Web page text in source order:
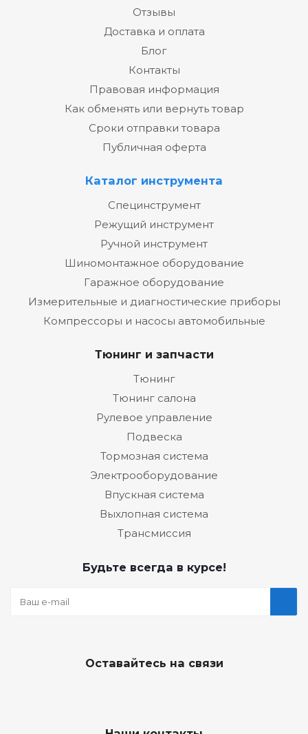
Отзывы
Доставка и оплата
Блог
Контакты
Правовая информация
Как обменять или вернуть товар
Сроки отправки товара
Публичная оферта
Каталог инструмента
Специнструмент
Режущий инструмент
Ручной инструмент
Шиномонтажное оборудование
Гаражное оборудование
Измерительные и диагностические приборы
Компрессоры и насосы автомобильные
Тюнинг и запчасти
Тюнинг
Тюнинг салона
Рулевое управление
Подвеска
Тормозная система
Электрооборудование
Впускная система
Выхлопная система
Трансмиссия
Будьте всегда в курсе!
Оставайтесь на связи